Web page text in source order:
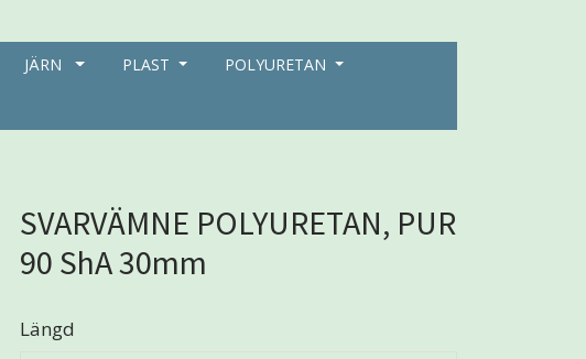
JÄRN PLAST POLYURETAN
SVARVÄMNE POLYURETAN, PUR
90 ShA 30mm
Längd